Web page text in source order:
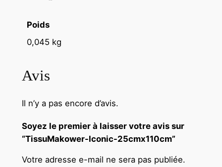
Poids
0,045 kg
Avis
Il n’y a pas encore d’avis.
Soyez le premier à laisser votre avis sur
“TissuMakower-Iconic-25cmx110cm”
Votre adresse e-mail ne sera pas publiée.